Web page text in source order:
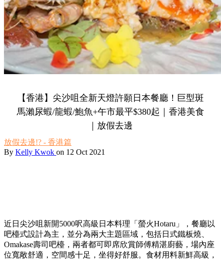
【香港】尖沙咀全新天燈許願日本餐廳！巨型斑
馬瀨尿蝦/龍蝦/鮑魚+午市最平$380起｜香港美食
｜放假去邊
放假去邊!? - 香港篇
By Kelly Kwok on 12 Oct 2021
近日尖沙咀新開5000呎高級日本料理「螢火Hotaru」，餐廳以
吧檯式設計為主，並分為兩大主題區域，包括日式鐵板燒、
Omakase壽司吧檯，兩者都可即席欣賞師傅精湛廚藝，場內座
位寬敞舒適，空間感十足，坐得好舒服。食材用料新鮮高級，